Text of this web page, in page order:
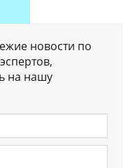
новости по
на нашу